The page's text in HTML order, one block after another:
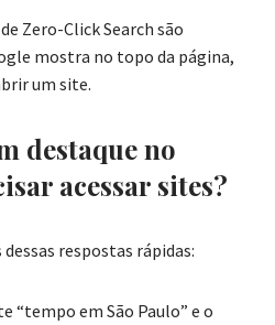
Zero-Click Search são
mostra no topo da página,
um site.
destaque no
acessar sites?
respostas rápidas:
“tempo em São Paulo” e o